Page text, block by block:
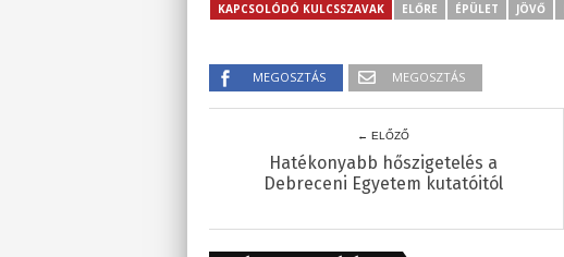
KAPCSOLÓDÓ KULCSSZAVAK ELŐRE ÉPÜLET JÖVŐ
MEGOSZTÁS MEGOSZTÁS
← ELŐZŐ
Hatékonyabb hőszigetelés a
Debreceni Egyetem kutatóitól